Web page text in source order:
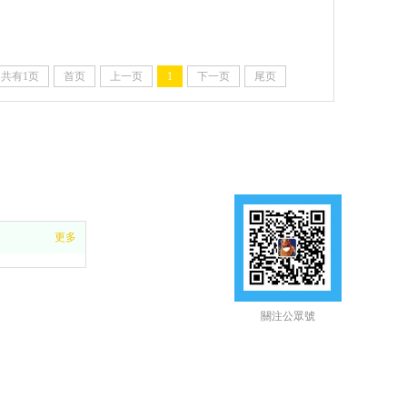
共有1页 首页 上一页 1 下一页 尾页
更多
關注公眾號